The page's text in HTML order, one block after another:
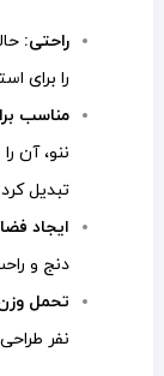
راحتی:
را برای
مناسب
ننو، آن
تبدیل
ایجاد
دنج و
تحمل وزن
نفر